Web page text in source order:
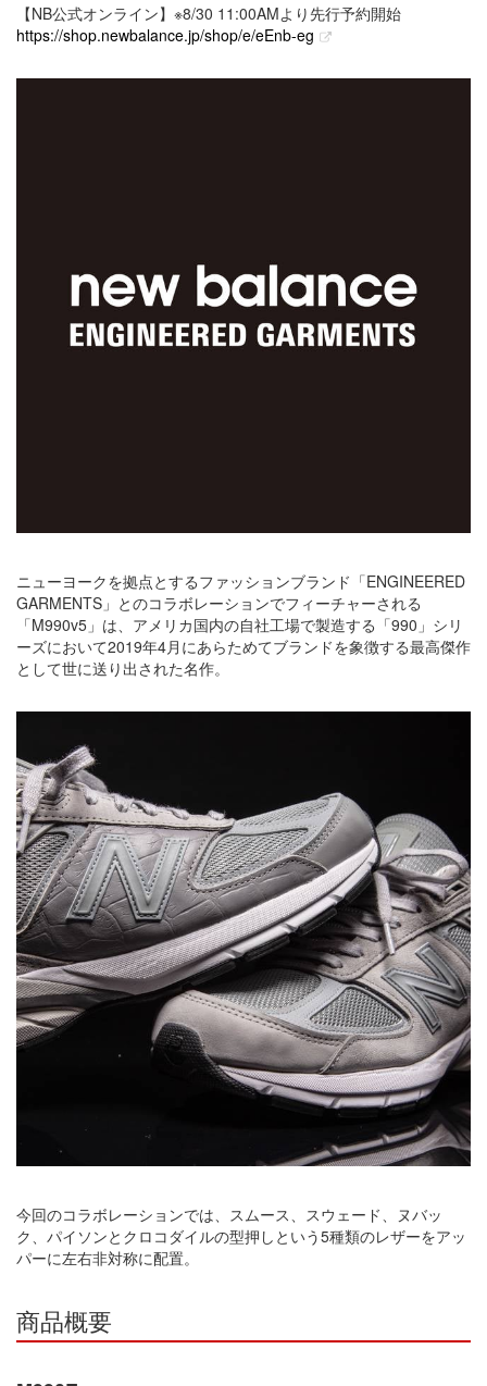
【NB公式オンライン】※8/30 11:00AMより先行予約開始
https://shop.newbalance.jp/shop/e/eEnb-eg
ニューヨークを拠点とするファッションブランド「ENGINEERED
GARMENTS」とのコラボレーションでフィーチャーされる
「M990v5」は、アメリカ国内の自社工場で製造する「990」シリ
ーズにおいて2019年4月にあらためてブランドを象徴する最高傑作
として世に送り出された名作。
今回のコラボレーションでは、スムース、スウェード、ヌバッ
ク、パイソンとクロコダイルの型押しという5種類のレザーをアッ
パーに左右非対称に配置。
商品概要